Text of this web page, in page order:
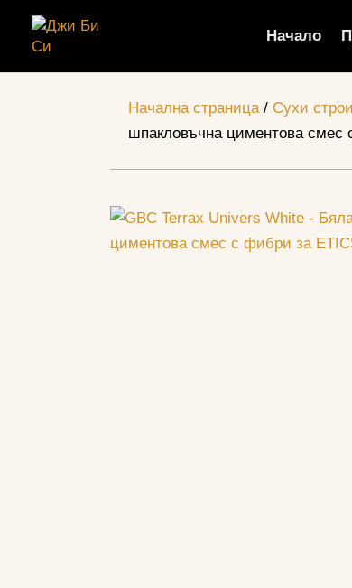
Начало
Начална страница/ Сухи
шпакловъчна циментова смес